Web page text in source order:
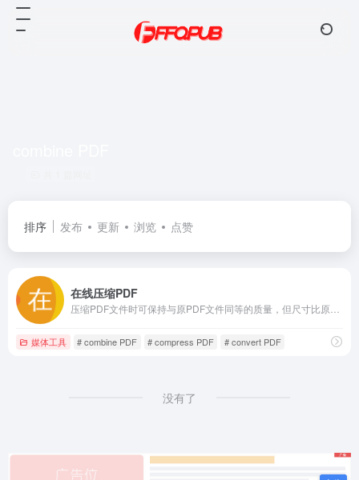
排序 发布 更新 浏览 点赞
在线压缩PDF
媒体工具 # combine PDF # compress PDF # convert PDF
没有了